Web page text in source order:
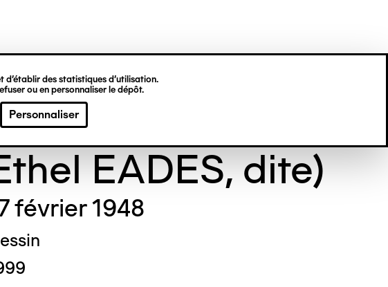
d’établir des statistiques d’utilisation.
ou en personnaliser le dépôt.
Personnaliser
GILL (Maude
EADES, dite)
février 1948